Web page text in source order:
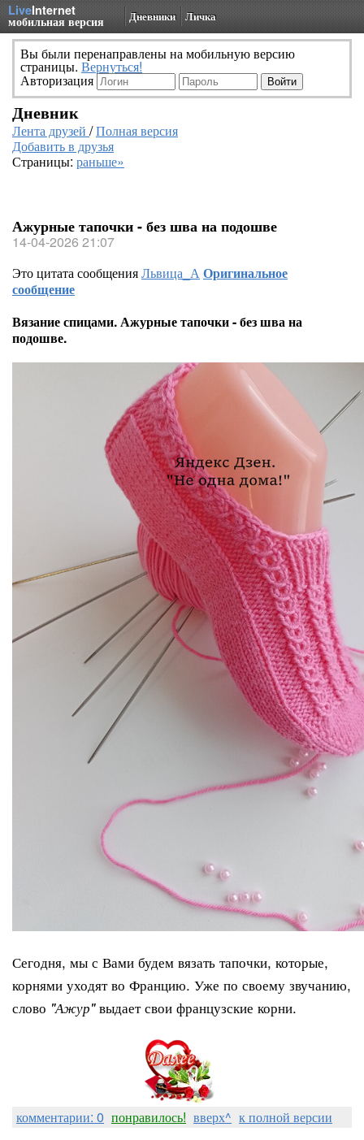
LiveInternet
мобильная версия Дневники Личка
Вы были перенаправлены на мобильную версию
страницы. Вернуться!
Авторизация
Дневник
Лента друзей /Полная версия
Добавить в друзья
Страницы: раньше»
Ажурные тапочки - без шва на подошве
14-04-2026 21:07
Это цитата сообщенияЛьвица_АОригинальное
сообщение
Вязание спицами. Ажурные тапочки - без шва на
подошве.
Сегодня, мы с Вами будем вязать тапочки, которые,
корнями уходят во Францию. Уже по своему звучанию,
слово "Ажур"выдает свои французские корни.
комментарии: 0 понравилось! вверх^ к полной версии